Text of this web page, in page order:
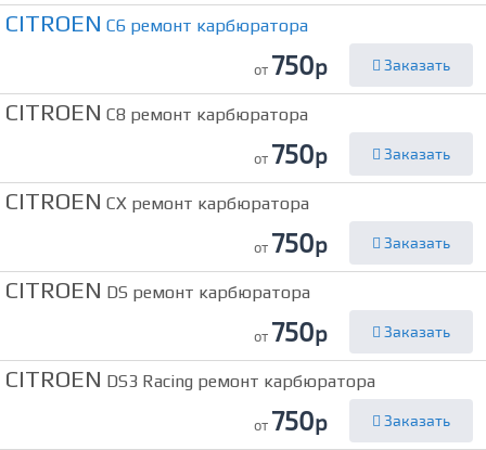
CITROEN C6 ремонт карбюратора
от 750р Заказать
CITROEN C8 ремонт карбюратора
от 750р Заказать
CITROEN CX ремонт карбюратора
от 750р Заказать
CITROEN DS ремонт карбюратора
от 750р Заказать
CITROEN DS3 Racing ремонт карбюратора
от 750р Заказать